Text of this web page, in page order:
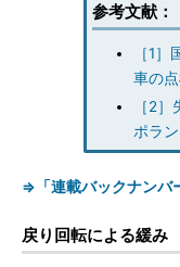
参考文献：
［1
車の
［2
ポラ
⇒「連載バックナンバ
戻り回転による緩み